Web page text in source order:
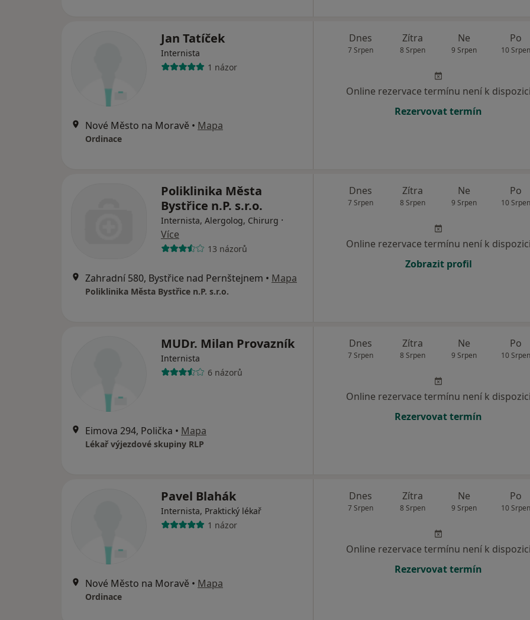
Jan Tatíček
Internista
1 názor
Nové Město na Moravě • Mapa
Ordinace
Dnes
7 Srpen
Zítra
8 Srpen
Ne
9 Srpen
Po
10 Srpen
Online rezervace termínu není k dispozici
Rezervovat termín
Poliklinika Města
Bystřice n.P. s.r.o.
Internista, Alergolog, Chirurg ·
Více
13 názorů
Zahradní 580, Bystřice nad Pernštejnem • Mapa
Poliklinika Města Bystřice n.P. s.r.o.
Dnes
7 Srpen
Zítra
8 Srpen
Ne
9 Srpen
Po
10 Srpen
Online rezervace termínu není k dispozici
Zobrazit profil
MUDr. Milan Provazník
Internista
6 názorů
Eimova 294, Polička • Mapa
Lékař výjezdové skupiny RLP
Dnes
7 Srpen
Zítra
8 Srpen
Ne
9 Srpen
Po
10 Srpen
Online rezervace termínu není k dispozici
Rezervovat termín
Pavel Blahák
Internista, Praktický lékař
1 názor
Nové Město na Moravě • Mapa
Ordinace
Dnes
7 Srpen
Zítra
8 Srpen
Ne
9 Srpen
Po
10 Srpen
Online rezervace termínu není k dispozici
Rezervovat termín